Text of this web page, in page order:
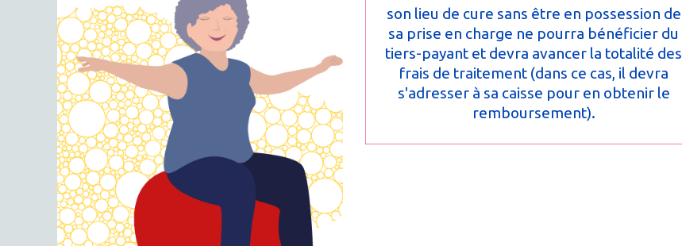
son lieu de cure sans être en possession de
sa prise en charge ne pourra bénéficier du
tiers-payant et devra avancer la totalité des
frais de traitement (dans ce cas, il devra
s'adresser à sa caisse pour en obtenir le
remboursement).